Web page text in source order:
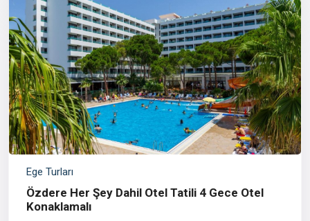
Ege Turları
Özdere Her Şey Dahil Otel Tatili 4 Gece Otel
Konaklamalı